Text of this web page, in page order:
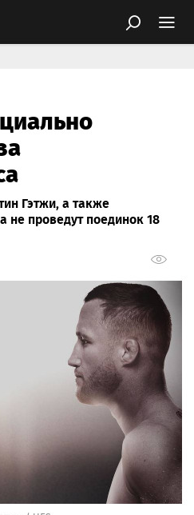
Гэтжи, а также
не проведут поединок 18